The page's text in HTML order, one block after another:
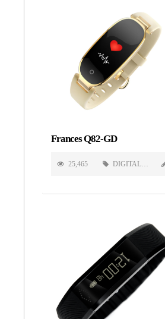
Frances Q82-GD
25,465 DIGITAL